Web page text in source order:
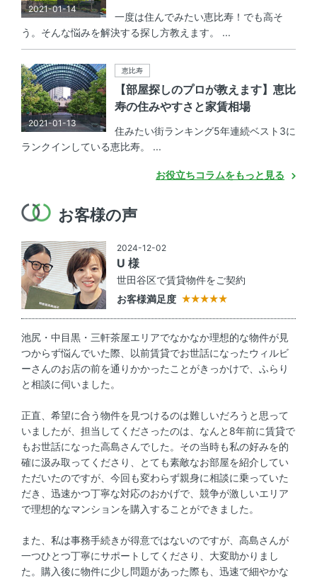
2021-01-14
一度は住んでみたい恵比寿！でも高そ
う。そんな悩みを解決する探し方教えます。 ...
2021-01-13
恵比寿
【部屋探しのプロが教えます】恵比
寿の住みやすさと家賃相場
住みたい街ランキング5年連続ベスト3に
ランクインしている恵比寿。 ...
お役立ちコラムをもっと見る
お客様の声
2024-12-02
U 様
世田谷区で賃貸物件をご契約
お客様満足度
池尻・中目黒・三軒茶屋エリアでなかなか理想的な物件が見
つからず悩んでいた際、以前賃貸でお世話になったウィルビ
ーさんのお店の前を通りかかったことがきっかけで、ふらり
と相談に伺いました。
正直、希望に合う物件を見つけるのは難しいだろうと思って
いましたが、担当してくださったのは、なんと8年前に賃貸で
もお世話になった高島さんでした。その当時も私の好みを的
確に汲み取ってくださり、とても素敵なお部屋を紹介してい
ただいたのですが、今回も変わらず親身に相談に乗っていた
だき、迅速かつ丁寧な対応のおかげで、競争が激しいエリア
で理想的なマンションを購入することができました。
また、私は事務手続きが得意ではないのですが、高島さんが
一つひとつ丁寧にサポートしてくださり、大変助かりまし
た。購入後に物件に少し問題があった際も、迅速で細やかな